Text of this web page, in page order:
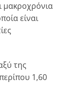
μακροχρόνια
είναι
της
1,60